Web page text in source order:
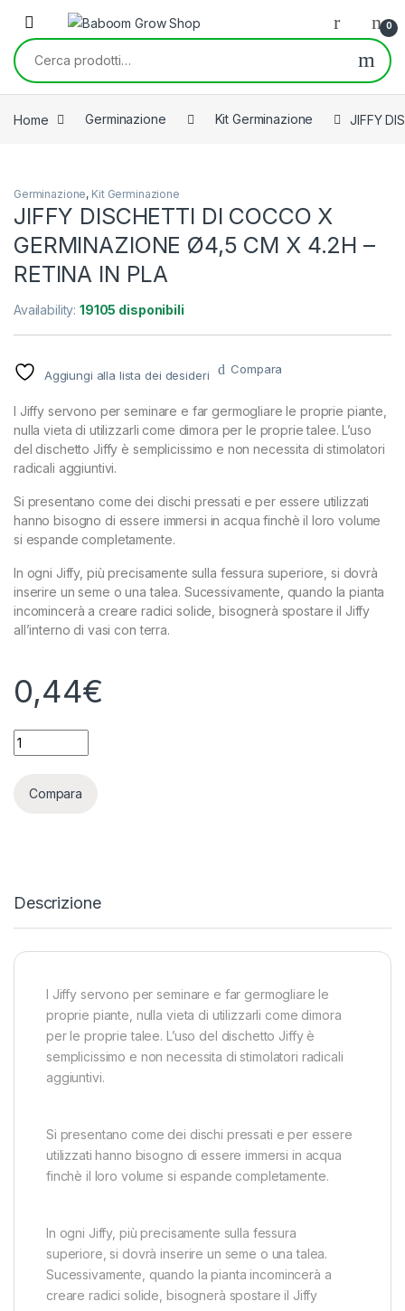
Skip to navigation
Skip to content
0
Cerca:
Home Germinazione Kit Germinazione JIFFY
Germinazione, Kit Germinazione
JIFFY DISCHETTI DI COCCO X
GERMINAZIONE Ø4,5 CM X 4.2H –
RETINA IN PLA
Availability:19105 disponibili
Aggiungi alla lista dei desideri Compara
I Jiffy servono per seminare e far germogliare le proprie piante,
nulla vieta di utilizzarli come dimora per le proprie talee. L’uso
del dischetto Jiffy è semplicissimo e non necessita di stimolatori
radicali aggiuntivi.
Si presentano come dei dischi pressati e per essere utilizzati
hanno bisogno di essere immersi in acqua finchè il loro volume
si espande completamente.
In ogni Jiffy, più precisamente sulla fessura superiore, si dovrà
inserire un seme o una talea. Sucessivamente, quando la pianta
incomincerà a creare radici solide, bisognerà spostare il Jiffy
all’interno di vasi con terra.
0,44€
JIFFY DISCHETTI DI COCCO X GERMINAZIONE Ø4,5 CM X
Compara
Descrizione
I Jiffy servono per seminare e far germogliare le
proprie piante, nulla vieta di utilizzarli come dimora
per le proprie talee. L’uso del dischetto Jiffy è
semplicissimo e non necessita di stimolatori radicali
aggiuntivi.
Si presentano come dei dischi pressati e per essere
utilizzati hanno bisogno di essere immersi in acqua
finchè il loro volume si espande completamente.
In ogni Jiffy, più precisamente sulla fessura
superiore, si dovrà inserire un seme o una talea.
Sucessivamente, quando la pianta incomincerà a
creare radici solide, bisognerà spostare il Jiffy